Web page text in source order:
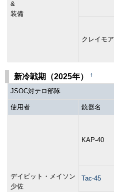
&
装備
クレイモア
新冷戦期（2025年） †
JSOC対テロ部隊
使用者 銃器名
デイビット・メイソン
少佐
KAP-40
Tac-45